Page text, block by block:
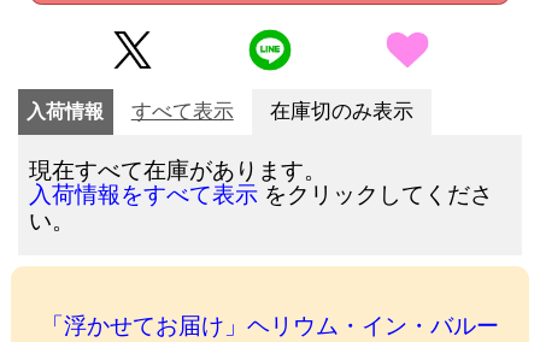
入荷情報 すべて表示 在庫切のみ表示
現在すべて在庫があります。
入荷情報をすべて表示 をクリックしてくださ
い。
「浮かせてお届け」ヘリウム・イン・バルー